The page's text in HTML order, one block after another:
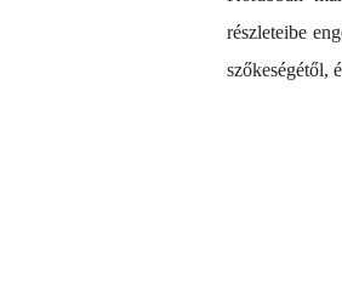
részleteibe
szőkeségétől,